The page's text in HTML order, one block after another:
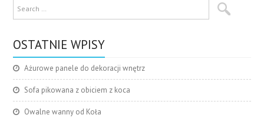
OSTATNIE WPISY
Ażurowe panele do dekoracji wnętrz
Sofa pikowana z obiciem z koca
Owalne wanny od Koła